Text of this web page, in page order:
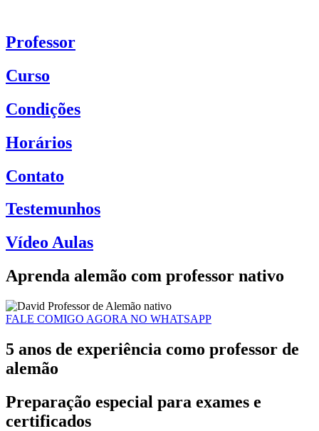
content
Professor
Curso
Condições
Horários
Contato
Testemunhos
Vídeo Aulas
Aprenda alemão com professor nativo
FALE COMIGO AGORA NO WHATSAPP
5 anos de experiência como professor de
alemão
Preparação especial para exames e
certificados